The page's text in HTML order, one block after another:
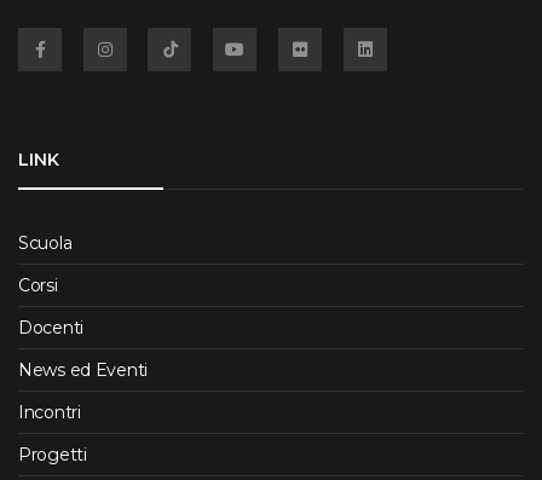
LINK
Scuola
Corsi
Docenti
News ed Eventi
Incontri
Progetti